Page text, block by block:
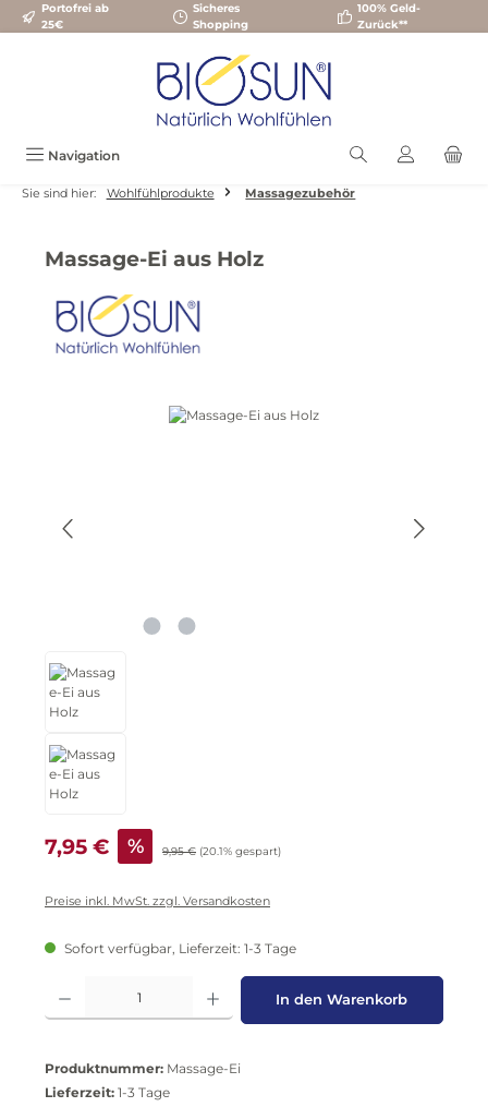
Zum Hauptinhalt springen
Portofrei ab
25€
Sicheres
Shopping
100% Geld-
Zurück**
Navigation
Sie sind hier: Wohlfühlprodukte Massagezubehör
Massage-Ei aus Holz
Bildergalerie überspringen
Verkaufspreis:
7,95 € % Regulärer Preis:
9,95 € (20.1% gespart)
Preise inkl. MwSt. zzgl. Versandkosten
Sofort verfügbar, Lieferzeit: 1-3 Tage
Produkt Anzahl: Gib den gewünschten Wert ein oder benutze die
In den Warenkorb
Produktnummer: Massage-Ei
Lieferzeit: 1-3 Tage